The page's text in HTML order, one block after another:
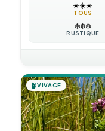
☀️☀️☀️
TOUS
❄️❄️❄️
RUSTIQUE
🪴VIVACE